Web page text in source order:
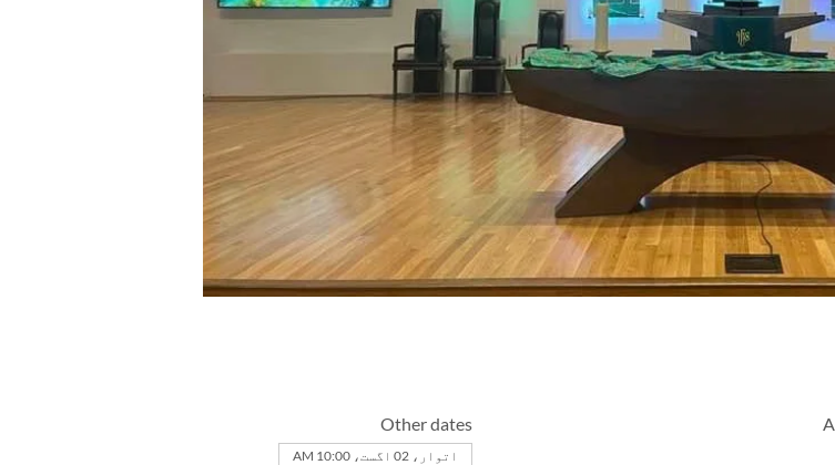
Other dates
اتوار، 02 اگست، 10:00 AM